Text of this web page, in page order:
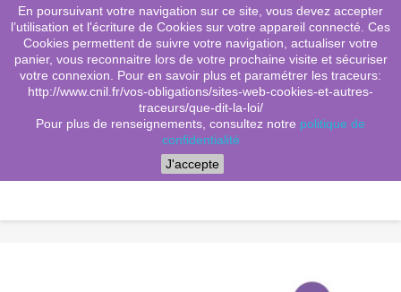
shopping_cart (0)

search
Menu
En poursuivant votre navigation sur ce site, vous devez accepter
l’utilisation et l'écriture de Cookies sur votre appareil connecté. Ces
Cookies permettent de suivre votre navigation, actualiser votre
panier, vous reconnaitre lors de votre prochaine visite et sécuriser
votre connexion. Pour en savoir plus et paramétrer les traceurs:
http://www.cnil.fr/vos-obligations/sites-web-cookies-et-autres-
traceurs/que-dit-la-loi/
Pour plus de renseignements, consultez notre politique de
confidentialité
J'accepte